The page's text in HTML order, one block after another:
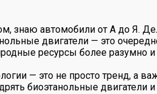
знаю автомобили от А до Я.
двигатели — это
ресурсы более разумно и
— это не просто тренд, а
биоэтанольные двигатели